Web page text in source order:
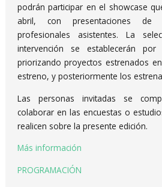
podrán participar en el showcase
abril, con presentaciones de
profesionales asistentes. La
intervención se establecerán
priorizando proyectos estrenados
estreno, y posteriormente los
Las personas invitadas se
colaborar en las encuestas o
realicen sobre la presente edición.
Más información
PROGRAMACIÓN